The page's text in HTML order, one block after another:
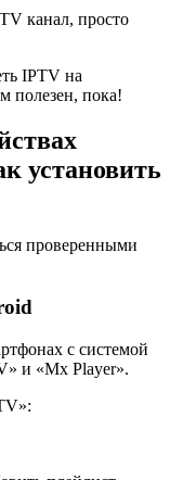
канал, просто
IPTV на
полезен, пока!
установить
проверенными
с системой
и «Mx Player».